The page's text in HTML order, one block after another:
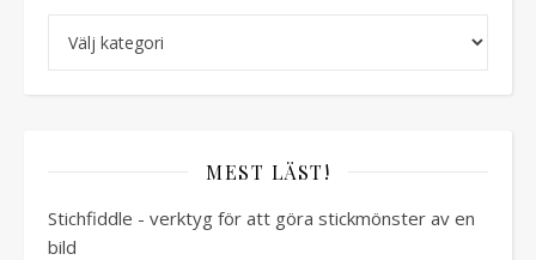
MEST LÄST!
Stichfiddle - verktyg för att göra stickmönster av en
bild